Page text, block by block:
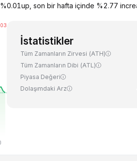
son bir hafta içinde %2.77
İstatistikler
Tüm Zamanların Zirvesi (ATH)
Tüm Zamanların Dibi (ATL)
Piyasa Değeri
Dolaşımdaki Arz